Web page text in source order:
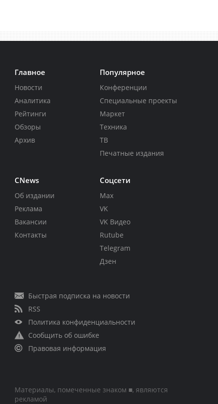
Главное
Новости
Аналитика
Рейтинги
Обзоры
Архив
Популярное
Конференции
Специальные проекты
Маркет
Техника
ТВ
Печатные издания
CNews
Об издании
Реклама
Вакансии
Контакты
Соцсети
Max
VK
VK Видео
Rutube
Telegram
Дзен
Быстрая подписка на новости
RSS
Политика конфиденциальности
Сообщить об ошибке
Правовая информация
Материалы, помеченные знаком ■, являются
рекламой